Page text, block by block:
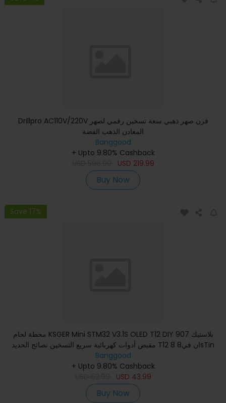
Drillpro AC110V/220V فرن صهر ذهبي سعة تسخين رقمي لصهر
المعادن الذهب الفضة
Banggood
+ Upto 9.80% Cashback
USD 219.99
Buy Now
Save 17%
محطة لحام KSGER Mini STM32 V3.1S OLED T12 DIY بلاستيك 907
مقبض أدوات كهربائية سريع التسخين نصائح الحديد T12 8 ان في8sTin
Banggood
+ Upto 9.80% Cashback
USD 43.99
Buy Now